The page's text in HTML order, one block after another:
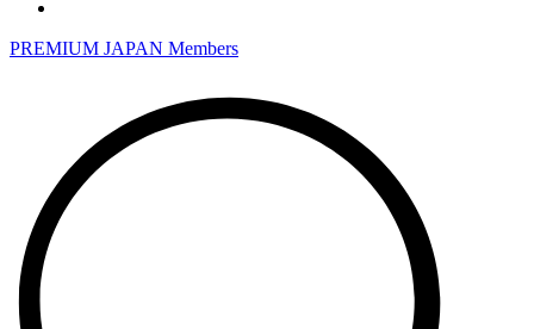
PREMIUM JAPAN Members